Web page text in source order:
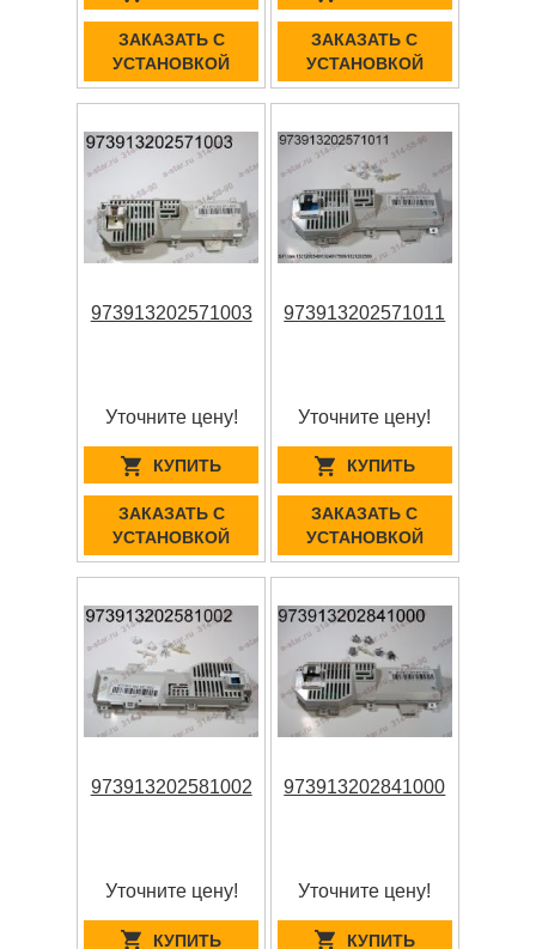
ЗАКАЗАТЬ С
УСТАНОВКОЙ
ЗАКАЗАТЬ С
УСТАНОВКОЙ
973913202571003
Уточните цену!
КУПИТЬ
ЗАКАЗАТЬ С
УСТАНОВКОЙ
973913202571011
Уточните цену!
КУПИТЬ
ЗАКАЗАТЬ С
УСТАНОВКОЙ
973913202581002
Уточните цену!
КУПИТЬ
973913202841000
Уточните цену!
КУПИТЬ